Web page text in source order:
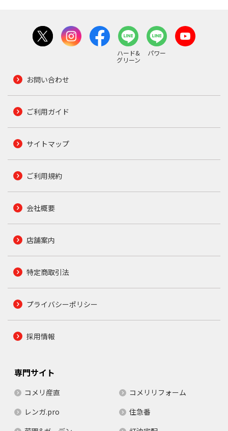
ハード&
グリーン
パワー
お問い合わせ
ご利用ガイド
サイトマップ
ご利用規約
会社概要
店舗案内
特定商取引法
プライバシーポリシー
採用情報
専門サイト
コメリ産直
コメリリフォーム
レンガ.pro
住急番